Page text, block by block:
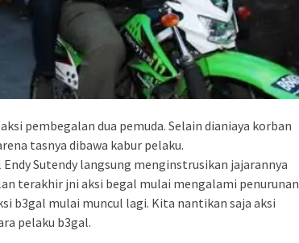
pembegalan dua pemuda. Selain dianiaya korban
tasnya dibawa kabur pelaku.
Sutendy langsung menginstrusikan jajarannya
terakhir jni aksi begal mulai mengalami penurunan
b3gal mulai muncul lagi. Kita nantikan saja aksi
pelaku b3gal.